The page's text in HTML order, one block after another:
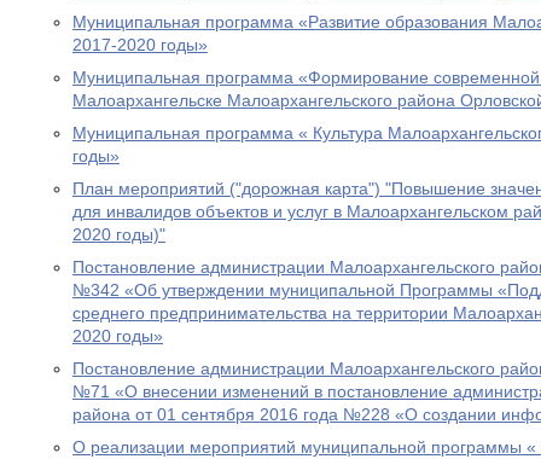
Муниципальная программа «Развитие образования
2017-2020 годы»
Муниципальная программа «Формирование современной
Малоархангельске Малоархангельского района
Муниципальная программа « Культура
годы»
План мероприятий ("дорожная карта") "Повышение
для инвалидов объектов и услуг в Малоархангельском
2020 годы)"
Постановление администрации Малоархангельского
№342 «Об утверждении муниципальной Программы
среднего предпринимательства на территории
2020 годы»
Постановление администрации Малоархангельского
№71 «О внесении изменений в постановление
района от 01 сентября 2016 года №228 «О создании
О реализации мероприятий муниципальной программы «